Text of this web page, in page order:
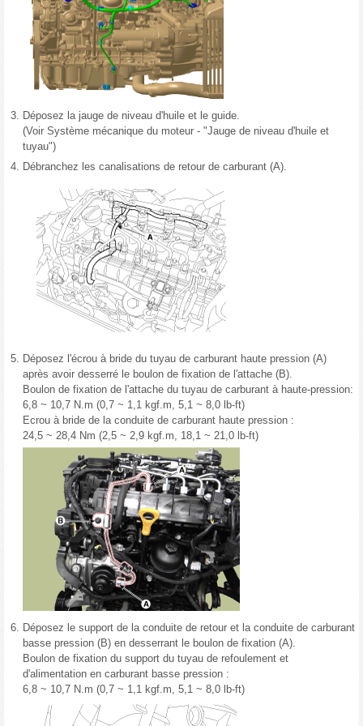
3. Déposez la jauge de niveau d'huile et le guide.
(Voir Système mécanique du moteur - "Jauge de niveau d'huile et
tuyau")
4. Débranchez les canalisations de retour de carburant (A).
5. Déposez l'écrou à bride du tuyau de carburant haute pression (A)
après avoir desserré le boulon de fixation de l'attache (B).
Boulon de fixation de l'attache du tuyau de carburant à haute-pression:
6,8 ~ 10,7 N.m (0,7 ~ 1,1 kgf.m, 5,1 ~ 8,0 lb-ft)
Ecrou à bride de la conduite de carburant haute pression :
24,5 ~ 28,4 Nm (2,5 ~ 2,9 kgf.m, 18,1 ~ 21,0 lb-ft)
6. Déposez le support de la conduite de retour et la conduite de carburant
basse pression (B) en desserrant le boulon de fixation (A).
Boulon de fixation du support du tuyau de refoulement et
d'alimentation en carburant basse pression :
6,8 ~ 10,7 N.m (0,7 ~ 1,1 kgf.m, 5,1 ~ 8,0 lb-ft)